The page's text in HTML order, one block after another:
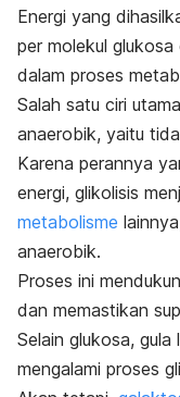
Energi yang
per molekul
dalam proses
Salah satu ciri
anaerobik, yaitu
Karena perannya
energi, glikolisis
metabolisme
anaerobik.
Proses ini
dan memastikan
Selain glukosa,
mengalami proses